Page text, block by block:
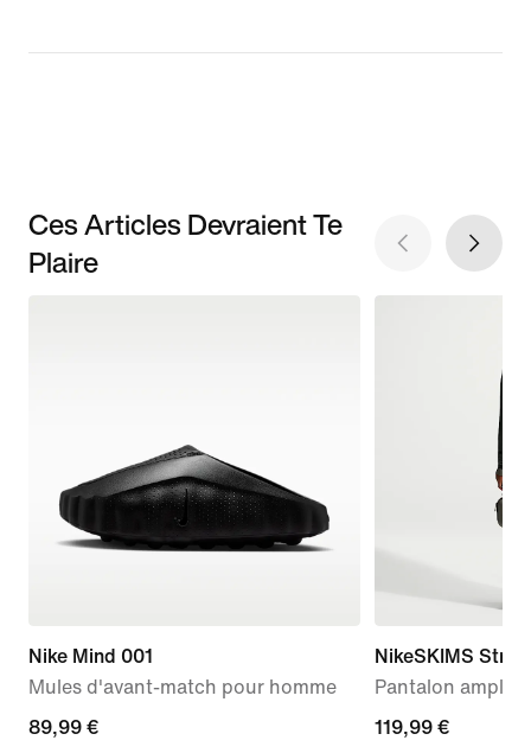
Ces Articles Devraient Te
Plaire
Nike Mind 001
Mules d'avant-match pour homme
89,99 €
89,99 €
NikeSKIMS
Pantalon ample
119,99 €
119,99 €